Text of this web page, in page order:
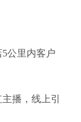
公里内客户
播，线上引